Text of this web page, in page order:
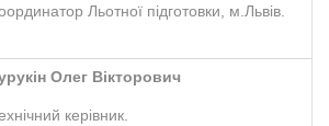
Льотної підготовки, м.Львів.
Олег Вікторович
керівник.